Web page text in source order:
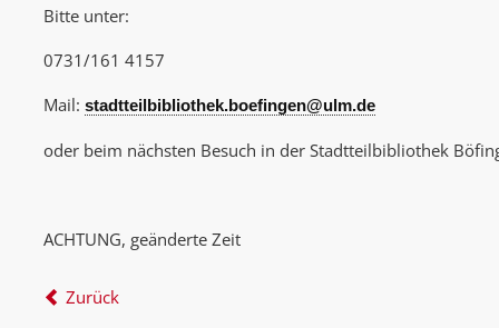
Bitte unter:
0731/161 4157
Mail: stadtteilbibliothek.boefingen@ulm.de
oder beim nächsten Besuch in der Stadtteilbibliothek
ACHTUNG, geänderte Zeit
Zurück